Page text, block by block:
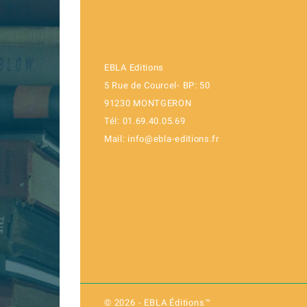
EBLA Editions
5 Rue de Courcel- BP: 50
91230 MONTGERON
Tél: 01.69.40.05.69
Mail: info@ebla-editions.fr
© 2026 - EBLA Éditions™